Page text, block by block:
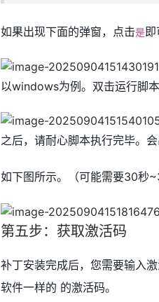
如果出现下面的弹窗，点击是即
以windows为例。双击运行脚
之后，请耐心脚本执行完毕。
如下图所示。（可能需要30秒
第五步：获取激活码
补丁安装完成后，您需要输入
软件一样的 的激活码。